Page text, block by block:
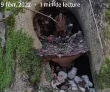
9 févr. 2022
1 min de lecture